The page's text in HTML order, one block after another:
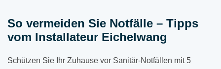
So vermeiden Sie Notfälle – Tipps
vom Installateur Eichelwang
Schützen Sie Ihr Zuhause vor Sanitär-Notfällen mit 5